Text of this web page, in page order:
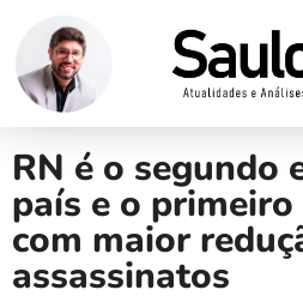
RN é o segundo
país e o
com maior
assassinatos